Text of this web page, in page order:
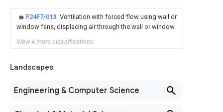
F24F7/013 Ventilation with forced flow using wall or
window fans, displacing air through the wall or window
View 4 more classifications
Landscapes
Engineering & Computer Science